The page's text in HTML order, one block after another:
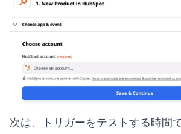
次は、トリガーをテストする時間